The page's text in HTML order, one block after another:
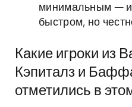
минимальным —
быстром, но
Какие игроки из
Кэпиталз и
отметились в